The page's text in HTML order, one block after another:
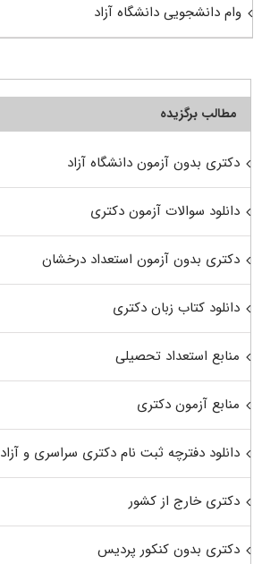
وام دانشجویی دانشگاه آزاد
مطالب برگزیده
دکتری بدون آزمون دانشگاه آزاد
دانلود سوالات آزمون دکتری
دکتری بدون آزمون استعداد درخشان
دانلود کتاب زبان دکتری
منابع استعداد تحصیلی
منابع آزمون دکتری
دانلود دفترچه ثبت نام دکتری سراسری و آزاد
دکتری خارج از کشور
دکتری بدون کنکور پردیس